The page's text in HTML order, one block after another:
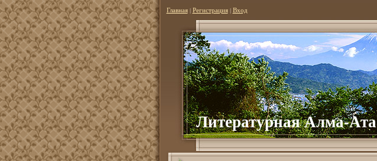
Главная| Регистрация| Вход
Литературная Алма-Ата